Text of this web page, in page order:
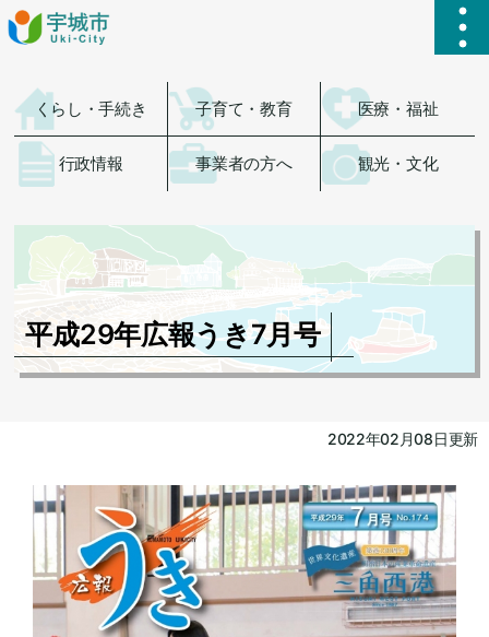
ハ
くらし・手続き 子育て・教育 医療・福祉
行政情報 事業者の方へ 観光・文化
平成29年広報うき7月号
2022年02月08日更新